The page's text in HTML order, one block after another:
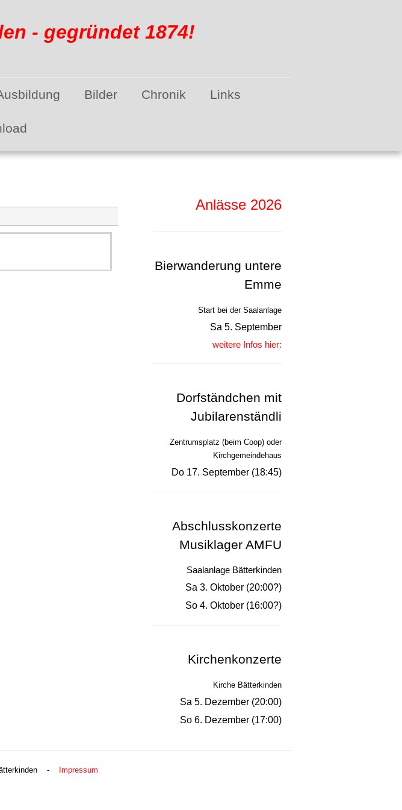
- gegründet 1874!
Bilder Chronik Links
Anlässe 2026
Bierwanderung untere
Emme
Start bei der Saalanlage
Sa 5. September
weitere Infos hier:
Dorfständchen mit
Jubilarenständli
Zentrumsplatz (beim Coop) oder
Kirchgemeindehaus
Do 17. September (18:45)
Abschlusskonzerte
Musiklager AMFU
Saalanlage Bätterkinden
Sa 3. Oktober (20:00?)
So 4. Oktober (16:00?)
Kirchenkonzerte
Kirche Bätterkinden
Sa 5. Dezember (20:00)
So 6. Dezember (17:00)
- Impressum